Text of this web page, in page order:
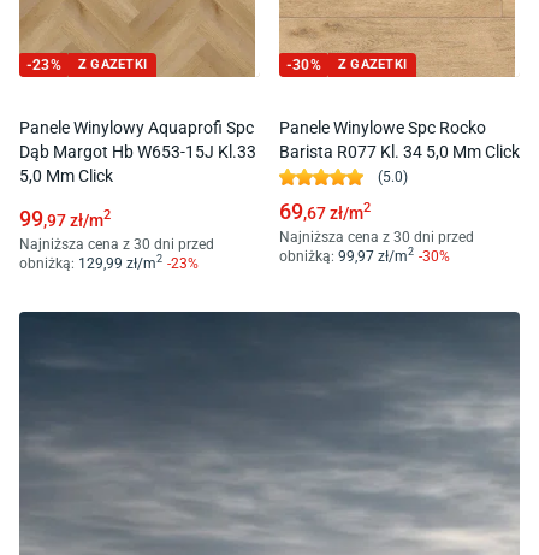
-23% Z GAZETKI
Panele Winylowy Aquaprofi Spc
Dąb Margot Hb W653-15J Kl.33
5,0 Mm Click
99,97zł/m2
Najniższa cena z 30 dni przed
obniżką: 129 ,99 zł/m2 -23%
-30% Z GAZETKI
Panele Winylowe Spc Rocko
Barista R077 Kl. 34 5,0 Mm Click
(5.0)
69,67zł/m2
Najniższa cena z 30 dni przed
obniżką: 99 ,97 zł/m2 -30%